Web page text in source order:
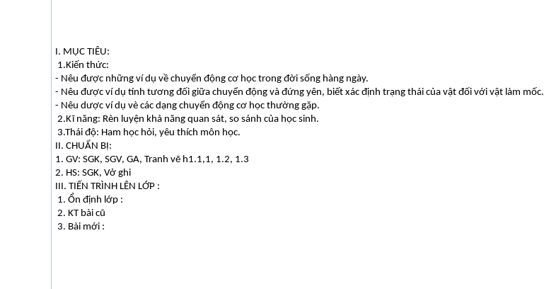
I. MỤC TIÊU:
1.Kiến thức:
- Nêu được những ví dụ về chuyển động cơ học trong đời sống hàng ngày.
- Nêu được ví dụ tính tương đối giữa chuyển động và đứng yên, biết xác định trạng thái của vật đối với vật làm mốc.
- Nêu dược ví dụ vè các dạng chuyển động cơ học thường gặp.
2.Kĩ năng: Rèn luyện khả năng quan sát, so sánh của học sinh.
3.Thái độ: Ham học hỏi, yêu thích môn học.
II. CHUẨN BỊ:
1. GV: SGK, SGV, GA, Tranh vẽ h1.1,1, 1.2, 1.3
2. HS: SGK, Vở ghi
III. TIẾN TRÌNH LÊN LỚP :
1. Ổn định lớp :
2. KT bài cũ
3. Bài mới :